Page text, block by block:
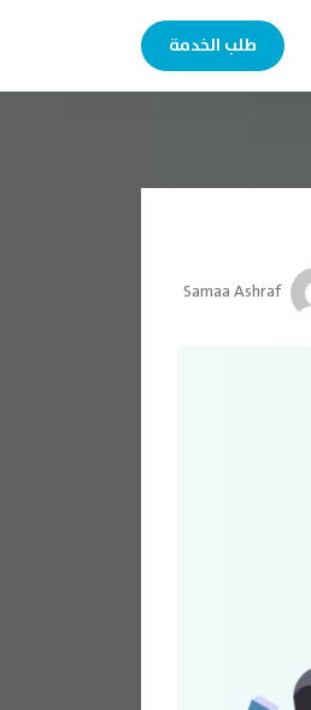
طلب الخدمة
Samaa Ashraf